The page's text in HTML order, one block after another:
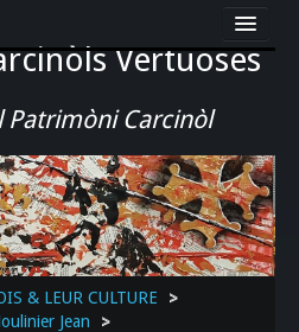
Vertuoses
Patrimòni Carcinòl
& LEUR CULTURE
EVENEMENTS LOCAUX
>>
& LEUR CULTURE
>
Jean
>